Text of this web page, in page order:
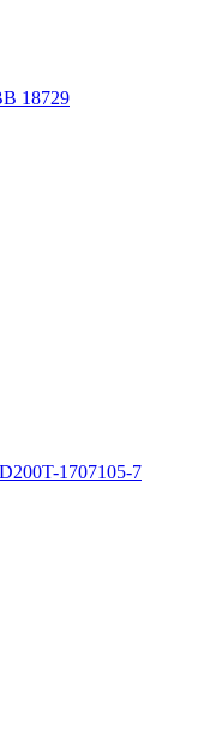
18729
1707105-7